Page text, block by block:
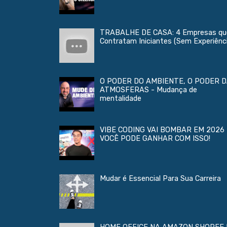
TRABALHE DE CASA: 4 Empresas
Contratam Iniciantes (Sem
O PODER DO AMBIENTE, O PODER
ATMOSFERAS - Mudança de
mentalidade
VIBE CODING VAI BOMBAR EM 2026
VOCÊ PODE GANHAR COM ISSO!
Mudar é Essencial Para Sua Carreira